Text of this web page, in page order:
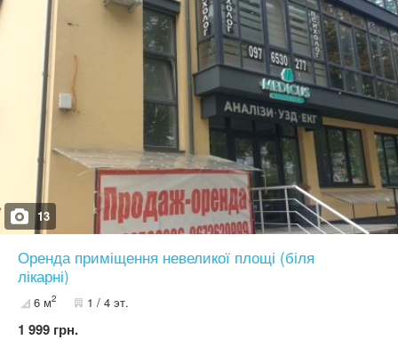
13
Оренда приміщення невеликої площі (біля
лікарні)
6 м2 1 / 4 эт.
1 999 грн.